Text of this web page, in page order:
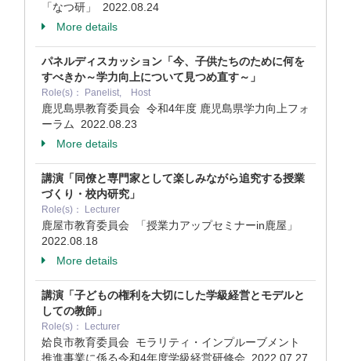
「なつ研」 2022.08.24
More details
パネルディスカッション「今、子供たちのために何を
すべきか～学力向上について見つめ直す～」
Role(s)： Panelist, Host
鹿児島県教育委員会 令和4年度 鹿児島県学力向上フォ
ーラム 2022.08.23
More details
講演「同僚と専門家として楽しみながら追究する授業
づくり・校内研究」
Role(s)： Lecturer
鹿屋市教育委員会 「授業力アップセミナーin鹿屋」
2022.08.18
More details
講演「子どもの権利を大切にした学級経営とモデルと
しての教師」
Role(s)： Lecturer
姶良市教育委員会 モラリティ・インプルーブメント
推進事業に係る令和4年度学級経営研修会 2022.07.27